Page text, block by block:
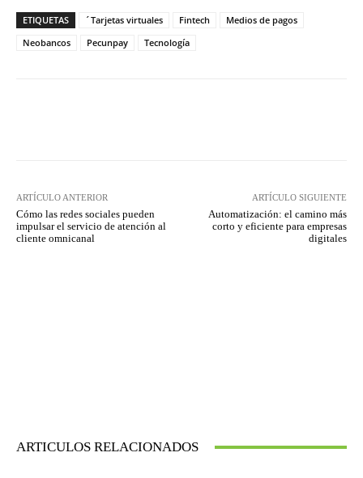
ETIQUETAS ´Tarjetas virtuales Fintech
Medios de pagos
Neobancos
Pecunpay Tecnología
ARTÍCULO ANTERIOR
Cómo las redes sociales pueden
impulsar el servicio de atención al
cliente omnicanal
ARTÍCULO SIGUIENTE
Automatización: el camino más
corto y eficiente para empresas
digitales
ARTICULOS RELACIONADOS